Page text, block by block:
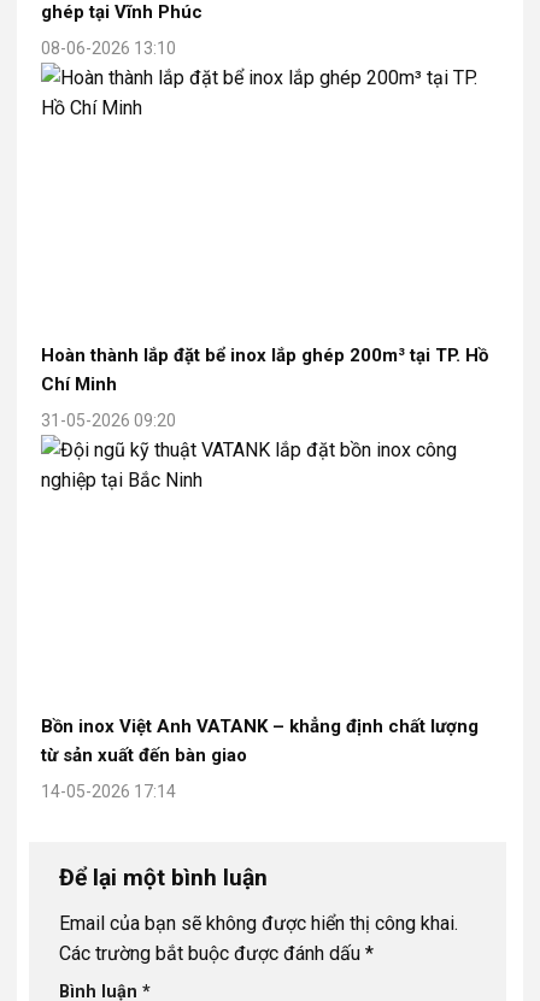
ghép tại Vĩnh Phúc
08-06-2026 13:10
Hoàn thành lắp đặt bể inox lắp ghép 200m³ tại TP. Hồ
Chí Minh
31-05-2026 09:20
Bồn inox Việt Anh VATANK – khẳng định chất lượng
từ sản xuất đến bàn giao
14-05-2026 17:14
Để lại một bình luận
Email của bạn sẽ không được hiển thị công khai.
Các trường bắt buộc được đánh dấu *
Bình luận *